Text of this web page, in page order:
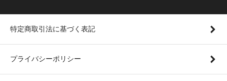
特定商取引法に基づく表記
プライバシーポリシー